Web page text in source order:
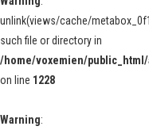
unlink(views/cache/
such file or directory in
/home/voxemien/
on line 1228
Warning: